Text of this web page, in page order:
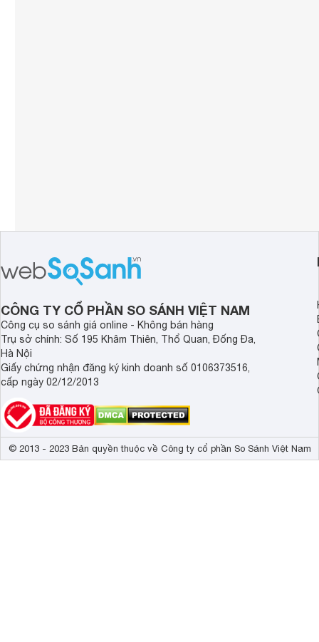
CÔNG TY CỔ PHẦN SO SÁNH VIỆT NAM
Công cụ so sánh giá online - Không bán hàng
Trụ sở chính: Số 195 Khâm Thiên, Thổ Quan, Đống Đa,
Hà Nội
Giấy chứng nhận đăng ký kinh doanh số 0106373516,
cấp ngày 02/12/2013
© 2013 - 2023 Bản quyền thuộc về Công ty cổ phần So Sánh Việt Nam